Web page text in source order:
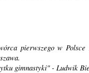
pierwszego w Polsce
gimnastyki" - Ludwik